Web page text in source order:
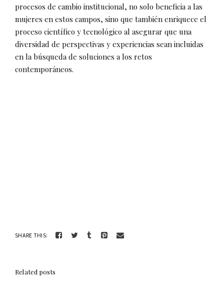
procesos de cambio institucional, no solo beneficia a las
mujeres en estos campos, sino que también enriquece el
proceso científico y tecnológico al asegurar que una
diversidad de perspectivas y experiencias sean incluidas
en la búsqueda de soluciones a los retos
contemporáneos.
SHARE THIS:
Related posts